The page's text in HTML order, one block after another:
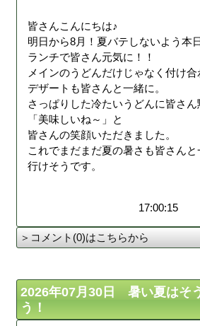
皆さんこんにちは♪
明日から8月！夏バテしないよう本
ランチで皆さん元気に！！
メインのうどんだけじゃなく付け
デザートも皆さんと一緒に。
さっぱりした冷たいうどんに皆さ
「美味しいね～」と
皆さんの笑顔いただきました。
これでまだまだ夏の暑さも皆さん
行けそうです。
17:00:15
＞コメント(0)はこちらから
2026年07月30日 暑い夏はそ
う！